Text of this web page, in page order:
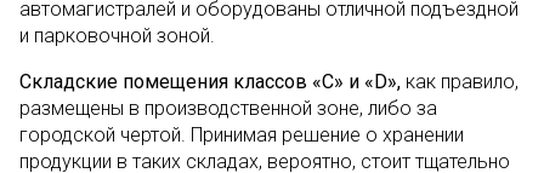
автомагистралей и оборудованы отличной подъездной
и парковочной зоной.
Складские помещения классов «С» и «D», как правило,
размещены в производственной зоне, либо за
городской чертой. Принимая решение о хранении
продукции в таких складах, вероятно, стоит тщательно